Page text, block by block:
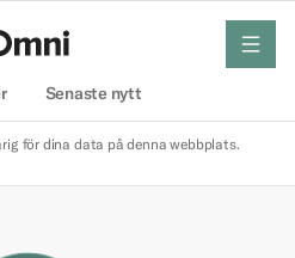
Senaste nytt
meny
för dina data på denna webbplats.